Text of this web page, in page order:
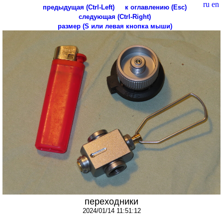
ru en
предыдущая (Ctrl-Left)
к оглавлению (Esc)
следующая (Ctrl-Right)
размер (S или левая кнопка мыши)
переходники
2024/01/14 11:51:12